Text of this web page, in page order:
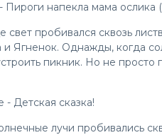
напекла мама ослика
свет пробивался сквозь
Ягненок. Однажды, когда
пикник. Но не просто
- Детская сказка!
лучи пробивались